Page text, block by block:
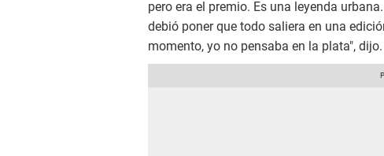
pero era el premio. Es una leyenda
debió poner que todo saliera en una
momento, yo no pensaba en la plata", dijo.